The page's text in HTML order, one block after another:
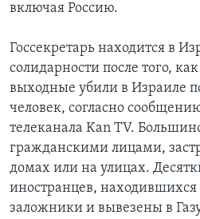
включая Россию.
Госсекретарь находится в
солидарности после того,
выходные убили в Израиле
человек, согласно
телеканала Kan TV.
гражданскими лицами,
домах или на улицах.
иностранцев, находившихся
заложники и вывезены в